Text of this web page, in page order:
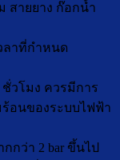
สายยาง ก๊อกน้ำ
ลาที่กำหนด
ชั่วโมง ควรมีการ
ร้อนของระบบไฟฟ้า
กว่า 2 bar ขึ้นไป